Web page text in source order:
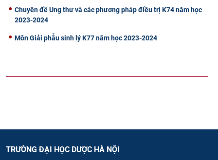
Chuyên đề Ung thư và các phương pháp điều trị K74 năm học
2023-2024
Môn Giải phẫu sinh lý K77 năm học 2023-2024
TRƯỜNG ĐẠI HỌC DƯỢC HÀ NỘI